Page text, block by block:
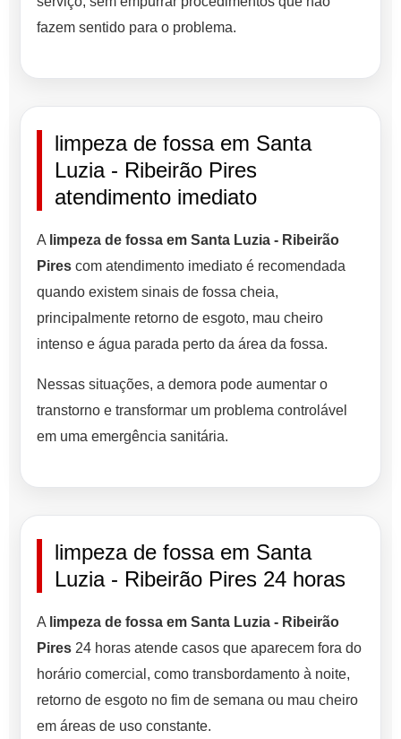
fazem sentido para o problema.
limpeza de fossa em Santa
Luzia - Ribeirão Pires
atendimento imediato
A limpeza de fossa em Santa Luzia - Ribeirão
Pires com atendimento imediato é recomendada
quando existem sinais de fossa cheia,
principalmente retorno de esgoto, mau cheiro
intenso e água parada perto da área da fossa.
Nessas situações, a demora pode aumentar o
transtorno e transformar um problema controlável
em uma emergência sanitária.
limpeza de fossa em Santa
Luzia - Ribeirão Pires 24 horas
A limpeza de fossa em Santa Luzia - Ribeirão
Pires 24 horas atende casos que aparecem fora do
horário comercial, como transbordamento à noite,
retorno de esgoto no fim de semana ou mau cheiro
em áreas de uso constante.